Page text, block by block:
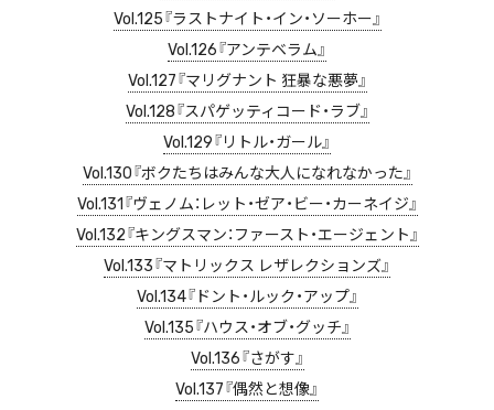
Vol.125『ラストナイト・イン・ソーホー』
Vol.126『アンテベラム』
Vol.127『マリグナント 狂暴な悪夢』
Vol.128『スパゲッティコード・ラブ』
Vol.129『リトル・ガール』
Vol.130『ボクたちはみんな大人になれなかった』
Vol.131『ヴェノム：レット・ゼア・ビー・カーネイジ』
Vol.132『キングスマン：ファースト・エージェント』
Vol.133『マトリックス レザレクションズ』
Vol.134『ドント・ルック・アップ』
Vol.135『ハウス・オブ・グッチ』
Vol.136『さがす』
Vol.137『偶然と想像』